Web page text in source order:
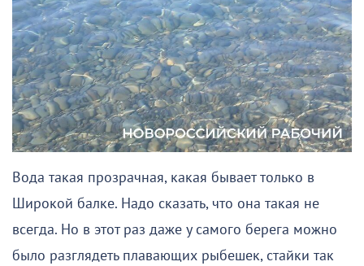
Вода такая прозрачная, какая бывает только в
Широкой балке. Надо сказать, что она такая не
всегда. Но в этот раз даже у самого берега можно
было разглядеть плавающих рыбешек, стайки так